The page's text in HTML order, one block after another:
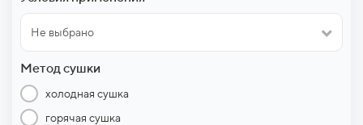
Не выбрано
Метод сушки
холодная сушка
горячая сушка